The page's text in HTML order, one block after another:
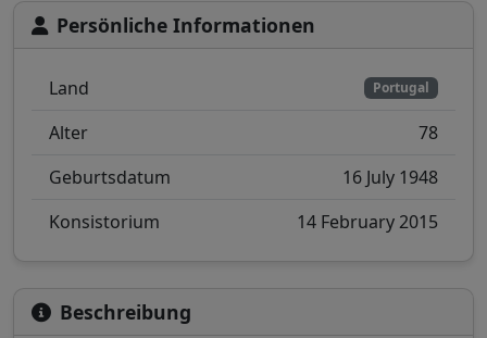
Persönliche Informationen
Land Portugal
Alter
78
Geburtsdatum
16 July 1948
Konsistorium
14 February 2015
Beschreibung